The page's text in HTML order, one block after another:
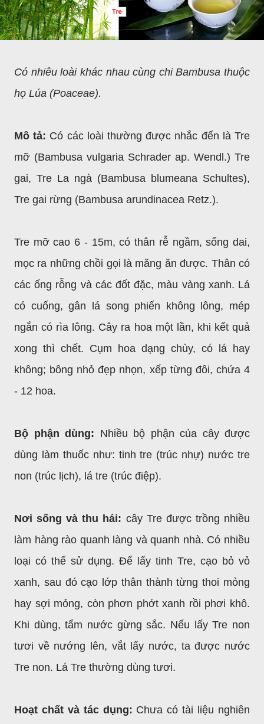
Có nhiêu loài khác nhau cùng chi Bambusa thuộc
họ Lúa (Poaceae).
Mô tả: Có các loài thường được nhắc đến là Tre
mỡ (Bambusa vulgaria Schrader ap. Wendl.) Tre
gai, Tre La ngà (Bambusa blumeana Schultes),
Tre gai rừng (Bambusa arundinacea Retz.).
Tre mỡ cao 6 - 15m, có thân rễ ngầm, sống dai,
mọc ra những chồi gọi là măng ăn được. Thân có
các ống rỗng và các đốt đặc, màu vàng xanh. Lá
có cuống, gân lá song phiến không lông, mép
ngắn có rìa lông. Cây ra hoa một lần, khi kết quả
xong thì chết. Cụm hoa dạng chùy, có lá hay
không; bông nhỏ đẹp nhọn, xếp từng đôi, chứa 4
- 12 hoa.
Bộ phận dùng: Nhiều bộ phận của cây được
dùng làm thuốc như: tinh tre (trúc nhự) nước tre
non (trúc lịch), lá tre (trúc điệp).
Nơi sống và thu hái: cây Tre được trồng nhiều
làm hàng rào quanh làng và quanh nhà. Có nhiều
loại có thể sử dụng. Để lấy tinh Tre, cạo bỏ vỏ
xanh, sau đó cạo lớp thân thành từng thoi mỏng
hay sợi mỏng, còn phơn phớt xanh rồi phơi khô.
Khi dùng, tẩm nước gừng sắc. Nếu lấy Tre non
tươi về nướng lên, vắt lấy nước, ta được nước
Tre non. Lá Tre thường dùng tươi.
Hoạt chất và tác dụng: Chưa có tài liệu nghiên